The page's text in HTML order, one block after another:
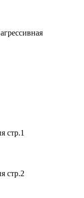
стр.1
стр.2